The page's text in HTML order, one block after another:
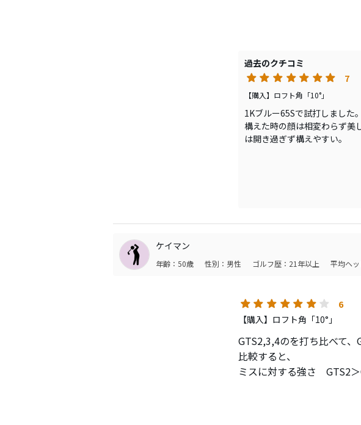
鳥かご計測では普通に打
ど、低スピンで打ち出し
分でマイナスデータがあっ
その後いつもの練習場で
きらかに低弾道低スピン
ままコースに持っていく。
コースの練習場（コース
る。一番奥が250ｙで柵だ
は10～15ｙ手前に落ちて
スリーブポジションをＤ4
どの高さは出ていない。
したくなる。それとスライ
まだ様子見ですが、1回ラ
た。
打感は独特。ポリマー素材
では伝えられない。カーボ
過去のクチコミ
7
【購入】ロフト角「10°」
1Kブルー65Sで試打しました。
構えた時の顔は相変わらず美
は開き過ぎず構えやすい。
振った感じは重い。ヘッド
わりに純正シャフトがかな
ヘッドの安定性、許容性は
ＧＴ2を使用していますが、
ｍ/ｓ増え、スピンは
ケイマン
年齢：50歳 性別：男性 ゴルフ歴：21年以上 平均ヘ
6
【購入】ロフト角「10°」
GTS2,3,4のを打ち比べて、
比較すると、
ミスに対する強さ GTS2
飛距離 GTS2＝
構えやすさ GTS3＞